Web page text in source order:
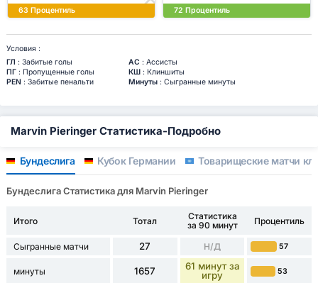
63 Процентиль
72 Процентиль
Условия :
ГЛ : Забитые голы АС : Ассисты
ПГ: Пропущенные голы КШ: Клиншиты
PEN: Забитые пенальти Минуты: Сыгранные минуты
Marvin Pieringer Статистика-Подробно
Бундеслига Кубок Германии Товарищеские матчи
Бундеслига Статистика для Marvin Pieringer
Итого Тотал
Статистика
за 90 минут
Процентиль
Сыгранные матчи 27 Н/Д 57
минуты 1657
61 минут за
игру
53